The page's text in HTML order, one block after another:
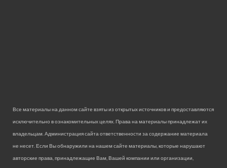
Все материалы на данном сайте взяты из открытых источников и предоставляются
исключительно в ознакомительных целях. Права на материалы принадлежат их
владельцам. Администрация сайта ответственности за содержание материала
не несет. Если Вы обнаружили на нашем сайте материалы, которые нарушают
авторские права, принадлежащие Вам, Вашей компании или организации,